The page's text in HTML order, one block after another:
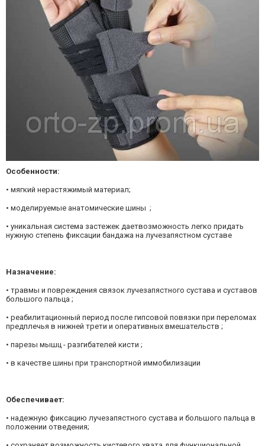
Особенности:
• мягкий нерастяжимый материал;
• моделируемые анатомические шины ;
• уникальная система застежек даетвозможность легко придать
нужную степень фиксации бандажа на лучезапястном суставе
Назначение:
• травмы и повреждения связок лучезапястного сустава и суставов
большого пальца ;
• реабилитационный период после гипсовой повязки при переломах
предплечья в нижней трети и оперативных вмешательств ;
• парезы мышц - разгибателей кисти ;
• в качестве шины при транспортной иммобилизации
Обеспечивает:
• надежную фиксацию лучезапястного сустава и большого пальца в
положении отведения;